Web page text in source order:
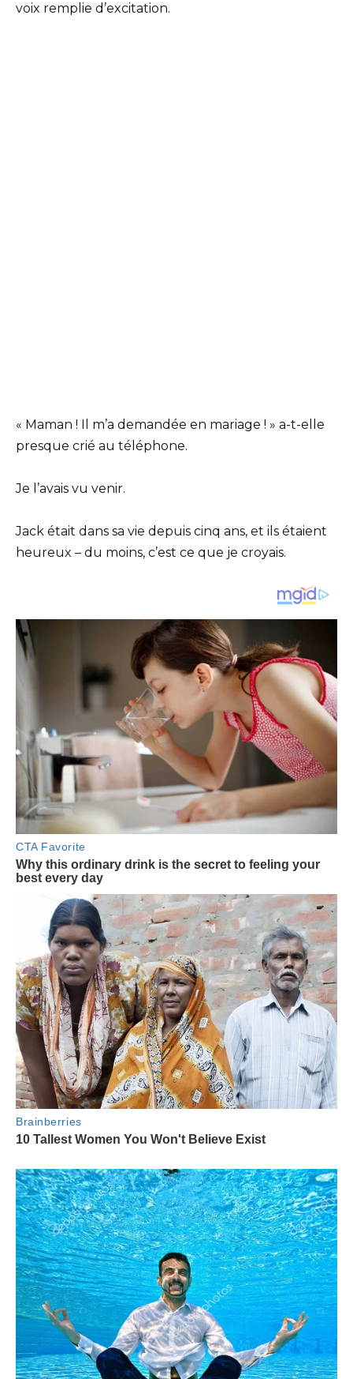
voix remplie d’excitation.
« Maman ! Il m’a demandée en mariage ! » a-t-elle
presque crié au téléphone.
Je l’avais vu venir.
Jack était dans sa vie depuis cinq ans, et ils étaient
heureux – du moins, c’est ce que je croyais.